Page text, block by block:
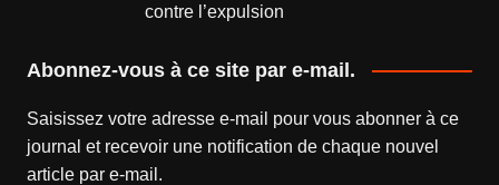
contre l’expulsion
Abonnez-vous à ce site par e-mail.
Saisissez votre adresse e-mail pour vous abonner à ce
journal et recevoir une notification de chaque nouvel
article par e-mail.